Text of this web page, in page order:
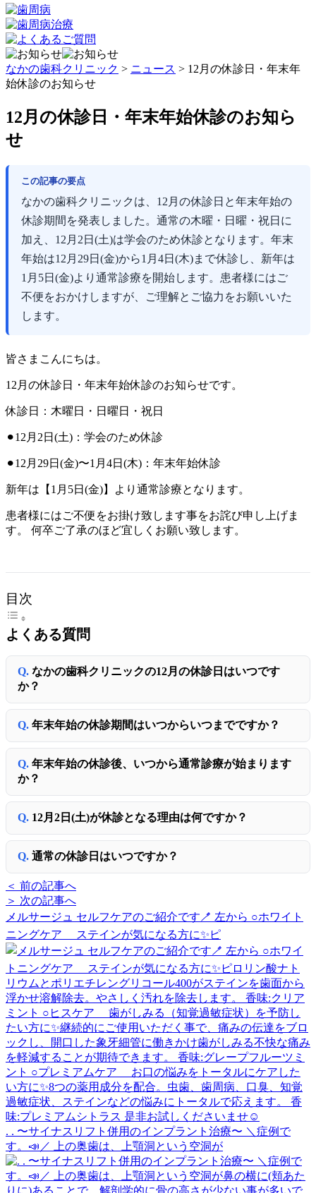
なかの歯科クリニック > ニュース > 12月の休診日・年末年
始休診のお知らせ
12月の休診日・年末年始休診のお知ら
せ
この記事の要点
なかの歯科クリニックは、12月の休診日と年末年始の
休診期間を発表しました。通常の木曜・日曜・祝日に
加え、12月2日(土)は学会のため休診となります。年末
年始は12月29日(金)から1月4日(木)まで休診し、新年は
1月5日(金)より通常診療を開始します。患者様にはご
不便をおかけしますが、ご理解とご協力をお願いいた
します。
皆さまこんにちは。
12月の休診日・年末年始休診のお知らせです。
休診日：木曜日・日曜日・祝日
⚫︎12月2日(土)：学会のため休診
⚫︎12月29日(金)〜1月4日(木)：年末年始休診
新年は【1月5日(金)】より通常診療となります。
患者様にはご不便をお掛け致します事をお詫び申し上げま
す。 何卒ご了承のほど宜しくお願い致します。
目次
よくある質問
なかの歯科クリニックの12月の休診日はいつです
か？
年末年始の休診期間はいつからいつまでですか？
年末年始の休診後、いつから通常診療が始まります
か？
12月2日(土)が休診となる理由は何ですか？
通常の休診日はいつですか？
＜ 前の記事へ
＞ 次の記事へ
メルサージュ セルフケアのご紹介です🪥 左から ○ホワイト
ニングケア ステインが気になる方に✨ピ
. . 〜サイナスリフト併用のインプラント治療〜 ＼症例で
す。📣／ 上の奥歯は、上顎洞という空洞が